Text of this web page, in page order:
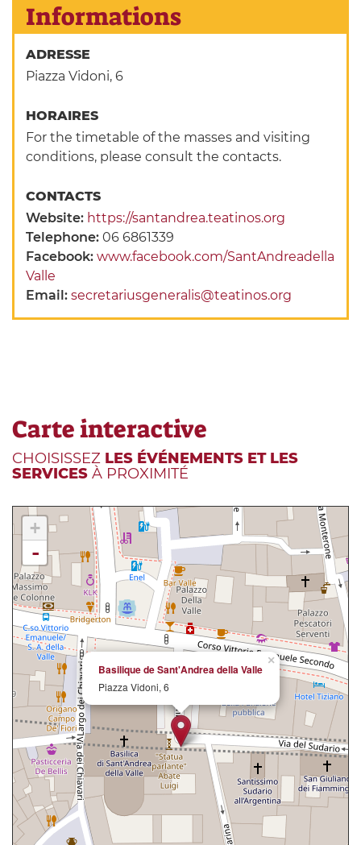
Informations
ADRESSE
Piazza Vidoni, 6
HORAIRES
For the timetable of the masses and visiting
conditions, please consult the contacts.
CONTACTS
Website: https://santandrea.teatinos.org
Telephone:06 6861339
Facebook:www.facebook.com/SantAndreadella
Valle
Email:secretariusgeneralis@teatinos.org
Carte interactive
CHOISISSEZ LES ÉVÉNEMENTS ET LES
SERVICES À PROXIMITÉ
×
Basilique de Sant'Andrea della Valle
Piazza Vidoni, 6
+
-